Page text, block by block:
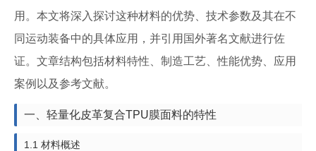
用。本文将深入探讨这种材料的优势、技术参数及其在不
同运动装备中的具体应用，并引用国外著名文献进行佐
证。文章结构包括材料特性、制造工艺、性能优势、应用
案例以及参考文献。
一、轻量化皮革复合TPU膜面料的特性
1.1 材料概述